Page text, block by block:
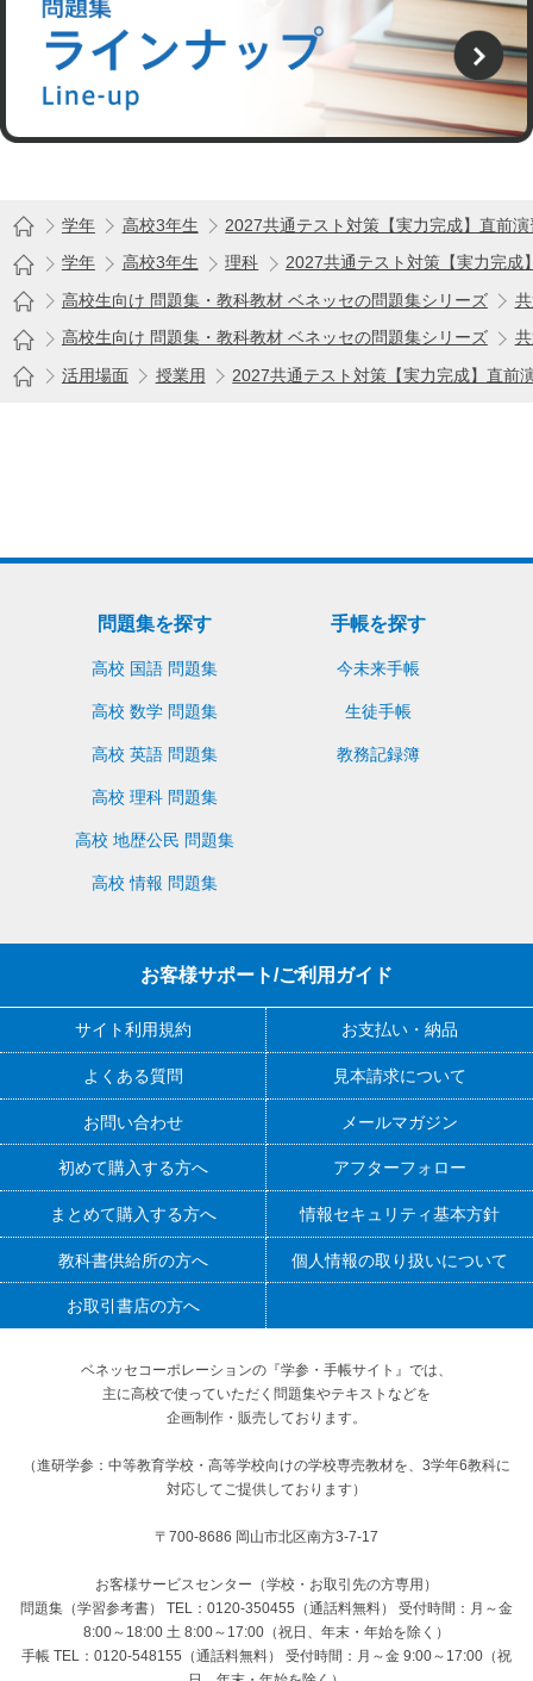
学年 高校3年生
2027共通テスト対策【実力完成】直前
学年
高校3年生 理科
2027共通テスト対策【実力完成
高校生向け 問題集・教科教材 ベネッセの問題集シリーズ
高校生向け 問題集・教科教材 ベネッセの問題集シリーズ
活用場面
授業用 2027共通テスト対策【実力完成】直前
問題集を探す
高校 国語 問題集
高校 数学 問題集
高校 英語 問題集
高校 理科 問題集
高校 地歴公民 問題集
高校 情報 問題集
手帳を探す
今未来手帳
生徒手帳
教務記録簿
お客様サポート/ご利用ガイド
サイト利用規約 お支払い・納品
よくある質問 見本請求について
お問い合わせ メールマガジン
初めて購入する方へ アフターフォロー
まとめて購入する方へ 情報セキュリティ基本方針
教科書供給所の方へ 個人情報の取り扱いについて
お取引書店の方へ
ベネッセコーポレーションの『学参・手帳サイト』 では、
主に高校で使っていただく問題集やテキストなどを
企画制作・販売しております。
（進研学参：中等教育学校・高等学校向けの学校専売教材を、3学年6教科に
対応してご提供しております）
〒700-8686 岡山市北区南方3-7-17
お客様サービスセンター（学校・お取引先の方専用）
問題集（学習参考書） TEL：0120-350455（通話料無料） 受付時間：月～金
8:00～18:00 土 8:00～17:00（祝日、年末・年始を除く）
手帳 TEL：0120-548155（通話料無料） 受付時間：月～金 9:00～17:00（祝